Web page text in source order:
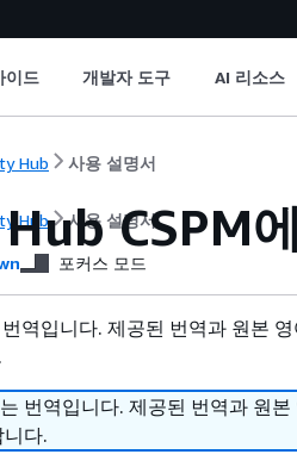
이드 개발자 도구 AI 리소스
Hub 사용 설명서
Hub 사용 설명서
CSPM
포커스 모드
역입니다. 제공된 번역과 원본
번역입니다. 제공된 번역과 원
다.